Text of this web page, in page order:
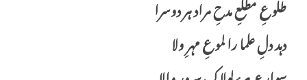
طلوعِ مطلعِ مدحِ مراد ہر دوسرا
دہد دلِ علما را لموعِ مہرِ ولا